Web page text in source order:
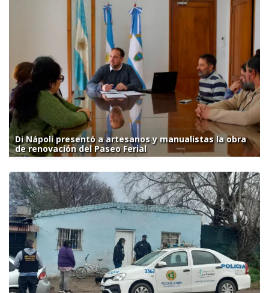
Di Nápoli presentó a artesanos y manualistas la obra
de renovación del Paseo Ferial